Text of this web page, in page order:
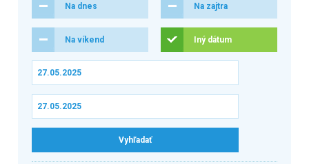
Na dnes Na zajtra
Na víkend Iný dátum